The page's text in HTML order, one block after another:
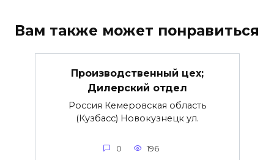
Вам также может понравиться
Производственный цех;
Дилерский отдел
Россия Кемеровская область
(Кузбасс) Новокузнецк ул.
0 196